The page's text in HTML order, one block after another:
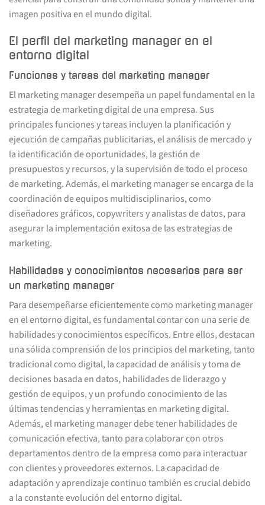
imagen positiva en el mundo digital.
El perfil del marketing manager en el
entorno digital
Funciones y tareas del marketing manager
El marketing manager desempeña un papel fundamental en la
estrategia de marketing digital de una empresa. Sus
principales funciones y tareas incluyen la planificación y
ejecución de campañas publicitarias, el análisis de mercado y
la identificación de oportunidades, la gestión de
presupuestos y recursos, y la supervisión de todo el proceso
de marketing. Además, el marketing manager se encarga de la
coordinación de equipos multidisciplinarios, como
diseñadores gráficos, copywriters y analistas de datos, para
asegurar la implementación exitosa de las estrategias de
marketing.
Habilidades y conocimientos necesarios para ser
un marketing manager
Para desempeñarse eficientemente como marketing manager
en el entorno digital, es fundamental contar con una serie de
habilidades y conocimientos específicos. Entre ellos, destacan
una sólida comprensión de los principios del marketing, tanto
tradicional como digital, la capacidad de análisis y toma de
decisiones basada en datos, habilidades de liderazgo y
gestión de equipos, y un profundo conocimiento de las
últimas tendencias y herramientas en marketing digital.
Además, el marketing manager debe tener habilidades de
comunicación efectiva, tanto para colaborar con otros
departamentos dentro de la empresa como para interactuar
con clientes y proveedores externos. La capacidad de
adaptación y aprendizaje continuo también es crucial debido
a la constante evolución del entorno digital.